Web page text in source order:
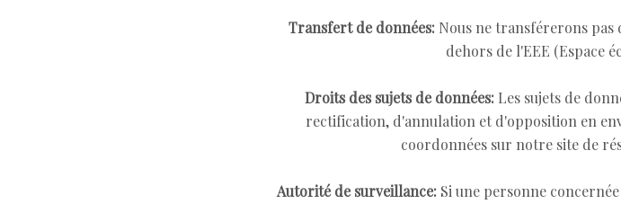
Transfert de données:Nous ne transférerons pas
dehors de l'EEE (Espace
Droits des sujets de données:Les sujets de
rectification, d'annulation et d'opposition en
coordonnées sur notre site de
Autorité de surveillance:Si une personne